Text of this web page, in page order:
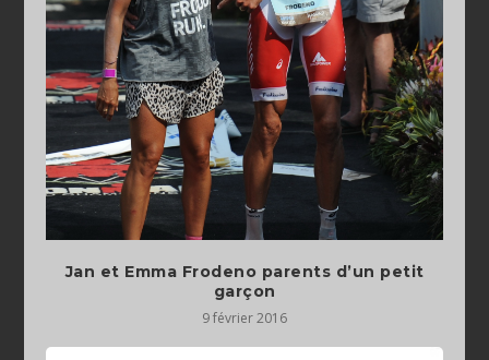
Jan et Emma Frodeno parents d’un petit
garçon
9 février 2016